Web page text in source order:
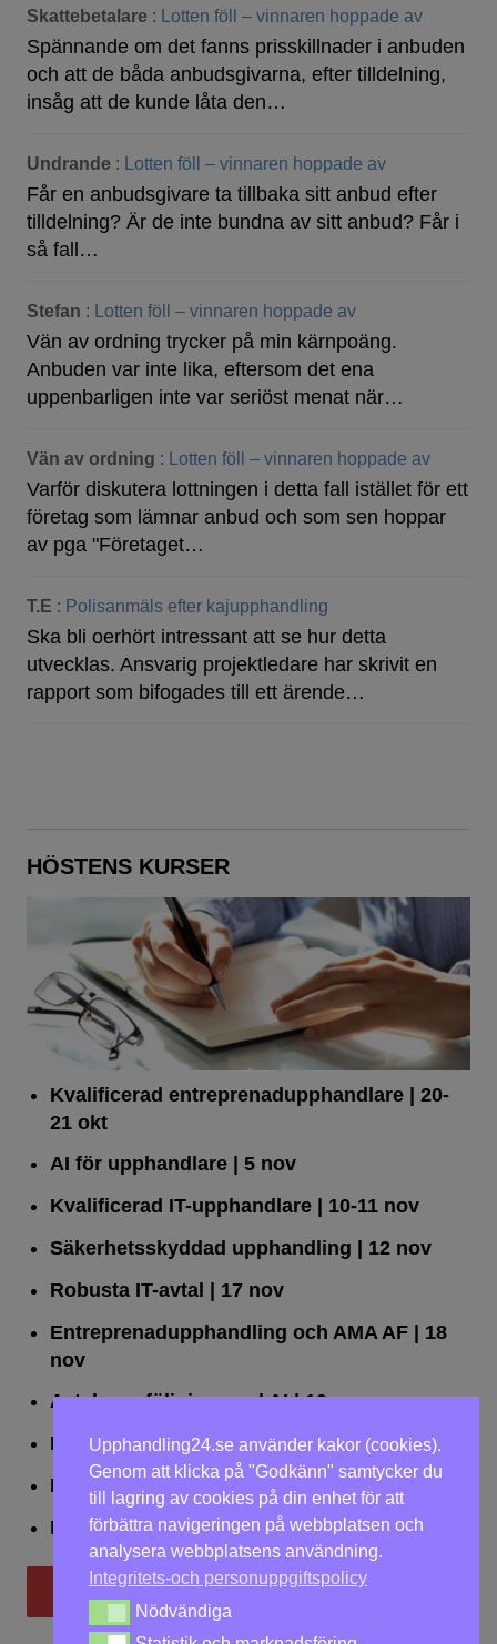
Skattebetalare : Lotten föll – vinnaren hoppade av
Spännande om det fanns prisskillnader i anbuden
och att de båda anbudsgivarna, efter tilldelning,
insåg att de kunde låta den…
Undrande : Lotten föll – vinnaren hoppade av
Får en anbudsgivare ta tillbaka sitt anbud efter
tilldelning? Är de inte bundna av sitt anbud? Får i
så fall…
Stefan : Lotten föll – vinnaren hoppade av
Vän av ordning trycker på min kärnpoäng.
Anbuden var inte lika, eftersom det ena
uppenbarligen inte var seriöst menat när…
Vän av ordning : Lotten föll – vinnaren hoppade av
Varför diskutera lottningen i detta fall istället för ett
företag som lämnar anbud och som sen hoppar
av pga "Företaget…
T.E : Polisanmäls efter kajupphandling
Ska bli oerhört intressant att se hur detta
utvecklas. Ansvarig projektledare har skrivit en
rapport som bifogades till ett ärende…
HÖSTENS KURSER
Kvalificerad entreprenad­upphandlare | 20-
21 okt
AI för upphandlare| 5 nov
Kvalificerad IT-upphandlare| 10-11 nov
Säkerhetsskyddad upphandling | 12 nov
Robusta IT-avtal | 17 nov
Entreprenadupphandling och AMA AF| 18
nov
Avtalsuppföljning med AI| 19 nov
Leda upphandlingar effektivt| 25 nov
Dialogförfaranden | 26 nov
LOU på två dagar| 2-3 dec
Till utbildningar
Upphandling24.se använder kakor (cookies).
Genom att klicka på "Godkänn" samtycker du
till lagring av cookies på din enhet för att
förbättra navigeringen på webbplatsen och
analysera webbplatsens användning.
Integritets-och personuppgiftspolicy
Nödvändiga
Nödvändiga